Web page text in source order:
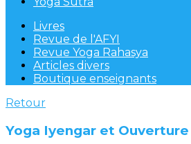
Livres
Revue de l'AFYI
Revue Yoga Rahasya
Articles divers
Boutique enseignants
Retour
Yoga Iyengar et Ouverture